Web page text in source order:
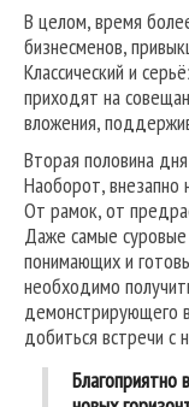
В целом, время
бизнесменов,
Классический и
приходят на
вложения,
Вторая половина
Наоборот, внезапно
От рамок, от
Даже самые
понимающих и
необходимо
демонстрирующего
добиться встречи с